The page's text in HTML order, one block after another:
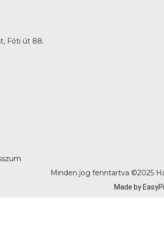
Fóti út 88.
Minden jog fenntartva ©2025
Made by